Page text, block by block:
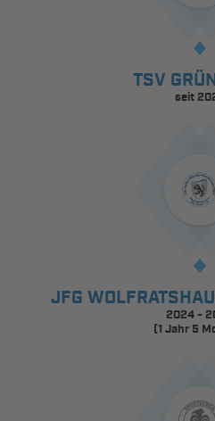
TSV
seit
JFG
2024 -
(1 Jahr 5